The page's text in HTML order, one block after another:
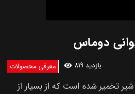
دوماس
معرفی محصولات 819 بازدید
تخمیر شده است که از بسیار از